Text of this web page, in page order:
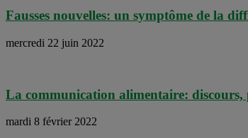
Fausses nouvelles: un symptôme de la
mercredi 22 juin 2022
La communication alimentaire: discours,
mardi 8 février 2022